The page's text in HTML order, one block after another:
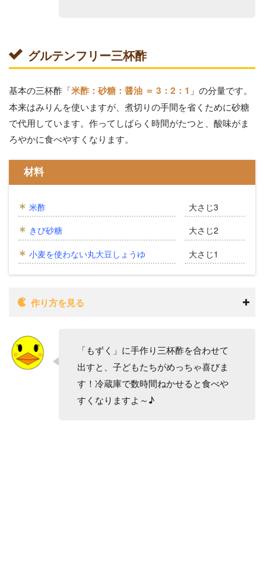
グルテンフリー三杯酢
基本の三杯酢「米酢：砂糖：醤油 ＝ 3：2：1 」の分量です。
本来はみりんを使いますが、煮切りの手間を省くために砂糖
で代用しています。作ってしばらく時間がたつと、酸味がま
ろやかに食べやすくなります。
材料
米酢
きび砂糖
小麦を使わない丸大豆しょうゆ
大さじ3
大さじ2
大さじ1
作り方を見る
「もずく」に手作り三杯酢を合わせて
出すと、子どもたちがめっちゃ喜びま
す！冷蔵庫で数時間ねかせると食べや
すくなりますよ～♪